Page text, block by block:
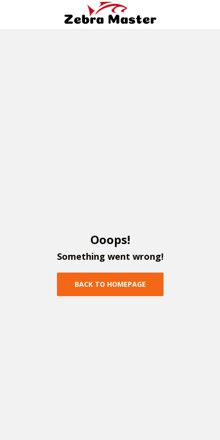
Ooops!
Something went wrong!
BACK TO HOMEPAGE